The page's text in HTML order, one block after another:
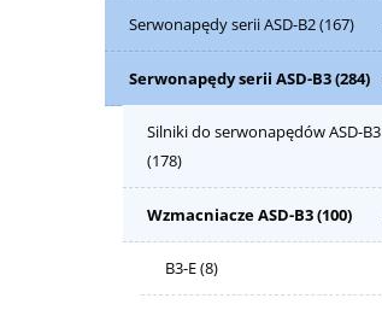
Serwonapędy serii ASD-B2(167)
Serwonapędy serii ASD-B3(284)
Silniki do serwonapędów ASD-B3
(178)
Wzmacniacze ASD-B3(100)
B3-E(8)